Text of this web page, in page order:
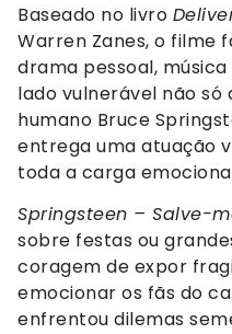
Baseado no livro
Warren Zanes, o filme
drama pessoal,
lado vulnerável não só
humano Bruce
entrega uma atuação
toda a carga
Springsteen – Salve-
sobre festas ou
coragem de expor
emocionar os fãs do
enfrentou dilemas